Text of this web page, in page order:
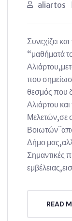
aliartos
Συνεχίζει
“μαθήματά
που
θεσμός που
Αλιάρτου
Μελετών,σε
Δήμο
Σημαντικές
READ